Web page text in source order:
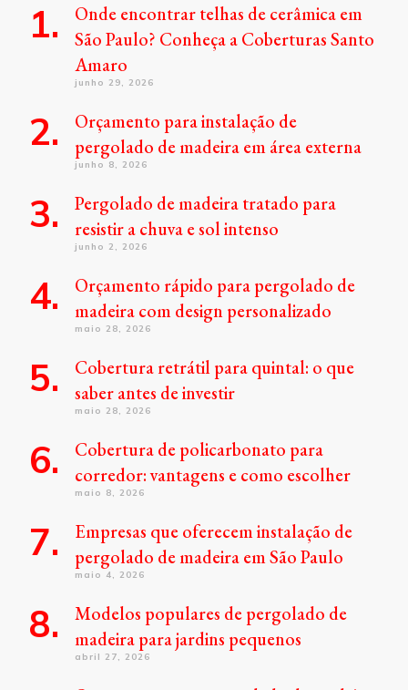
Onde encontrar telhas de cerâmica em
São Paulo? Conheça a Coberturas Santo
Amaro
junho 29, 2026
Orçamento para instalação de
pergolado de madeira em área externa
junho 8, 2026
Pergolado de madeira tratado para
resistir a chuva e sol intenso
junho 2, 2026
Orçamento rápido para pergolado de
madeira com design personalizado
maio 28, 2026
Cobertura retrátil para quintal: o que
saber antes de investir
maio 28, 2026
Cobertura de policarbonato para
corredor: vantagens e como escolher
maio 8, 2026
Empresas que oferecem instalação de
pergolado de madeira em São Paulo
maio 4, 2026
Modelos populares de pergolado de
madeira para jardins pequenos
abril 27, 2026